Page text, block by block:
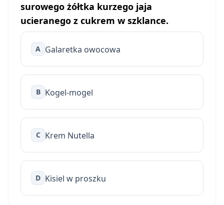
surowego żółtka kurzego jaja
ucieranego z cukrem w szklance.
A Galaretka owocowa
B Kogel-mogel
C Krem Nutella
D Kisiel w proszku